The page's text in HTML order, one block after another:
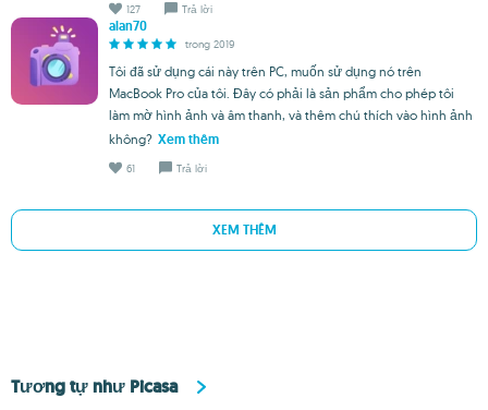
127 Trả lời
alan70
trong 2019
Tôi đã sử dụng cái này trên PC, muốn sử dụng nó trên
MacBook Pro của tôi. Đây có phải là sản phẩm cho phép tôi
làm mờ hình ảnh và âm thanh, và thêm chú thích vào hình ảnh
không? Xem thêm
61 Trả lời
XEM THÊM
Tương tự như Picasa